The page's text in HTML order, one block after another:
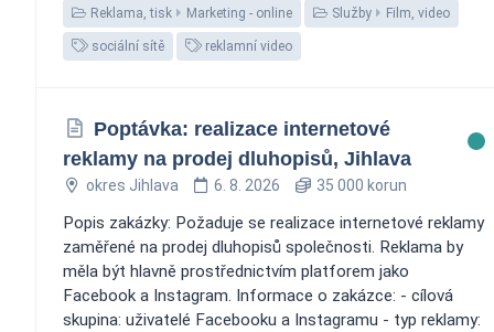
Reklama, tisk Marketing - online Služby Film, video
sociální sítě reklamní video
Poptávka: realizace internetové
reklamy na prodej dluhopisů, Jihlava
okres Jihlava 6. 8. 2026 35 000 korun
Popis zakázky: Požaduje se realizace internetové reklamy
zaměřené na prodej dluhopisů společnosti. Reklama by
měla být hlavně prostřednictvím platforem jako
Facebook a Instagram. Informace o zakázce: - cílová
skupina: uživatelé Facebooku a Instagramu - typ reklamy: